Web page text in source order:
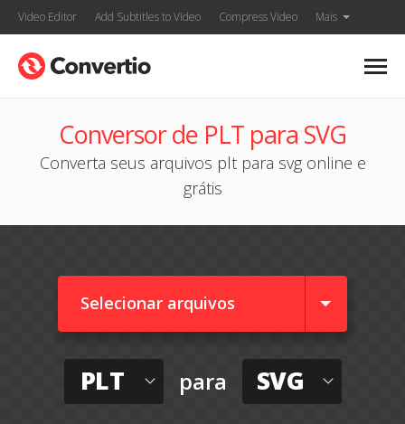
Video Editor Add Subtitles to Video Compress Video Mais
Conversor de PLT para SVG
Converta seus arquivos plt para svg online e
grátis
Selecionar arquivos
PLT para SVG